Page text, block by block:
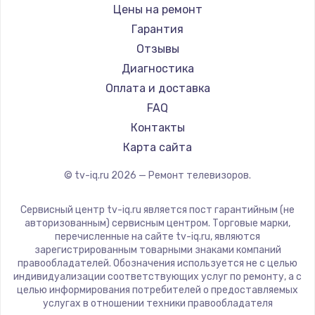
Замена видеокарты
1600 руб.
Ремонт разъема питания
880 руб.
Заказать
Замена видеочипа
Заказать
Замена северного моста
2600 руб.
Заказать
Daewoo
Centek
Telefunken
Hyundai
Doffler
Hiper
Grundig
HITACHI
Yandex
National
iFFALCON
Tuvio
Nord
Цены на ремонт
Гарантия
Отзывы
Диагностика
Оплата и доставка
FAQ
Контакты
Карта сайта
© tv-iq.ru 2026 — Ремонт телевизоров.
Сервисный центр tv-iq.ru является пост гарантийным (не
авторизованным) сервисным центром. Торговые марки,
перечисленные на сайте tv-iq.ru, являются
зарегистрированным товарными знаками компаний
правообладателей. Обозначения используется не с целью
индивидуализации соответствующих услуг по ремонту, а с
целью информирования потребителей о предоставляемых
услугах в отношении техники правообладателя